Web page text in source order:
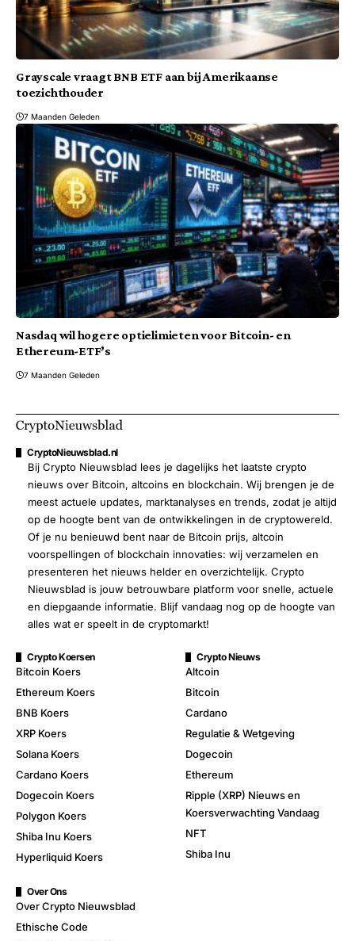
Grayscale vraagt BNB ETF aan bij Amerikaanse
toezichthouder
7 Maanden Geleden
Nasdaq wil hogere optielimieten voor Bitcoin- en
Ethereum-ETF’s
7 Maanden Geleden
CryptoNieuwsblad.nl
Bij Crypto Nieuwsblad lees je dagelijks het laatste crypto
nieuws over Bitcoin, altcoins en blockchain. Wij brengen je de
meest actuele updates, marktanalyses en trends, zodat je altijd
op de hoogte bent van de ontwikkelingen in de cryptowereld.
Of je nu benieuwd bent naar de Bitcoin prijs, altcoin
voorspellingen of blockchain innovaties: wij verzamelen en
presenteren het nieuws helder en overzichtelijk. Crypto
Nieuwsblad is jouw betrouwbare platform voor snelle, actuele
en diepgaande informatie. Blijf vandaag nog op de hoogte van
alles wat er speelt in de cryptomarkt!
Crypto Koersen
Bitcoin Koers
Ethereum Koers
BNB Koers
XRP Koers
Solana Koers
Cardano Koers
Dogecoin Koers
Polygon Koers
Shiba Inu Koers
Hyperliquid Koers
Crypto Nieuws
Altcoin
Bitcoin
Cardano
Regulatie & Wetgeving
Dogecoin
Ethereum
Ripple (XRP) Nieuws en
Koersverwachting Vandaag
NFT
Shiba Inu
Over Ons
Over Crypto Nieuwsblad
Ethische Code